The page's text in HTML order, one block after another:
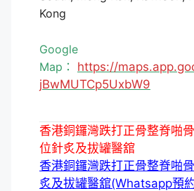
Kong
Google
Map： https://
jBwMUTCp5UxbW9
香港銅鑼灣跌打正骨整脊啪
位針炙及拔罐醫舘
香港銅鑼灣跌打正骨整脊啪
炙及拔罐醫舘(Whatsapp預